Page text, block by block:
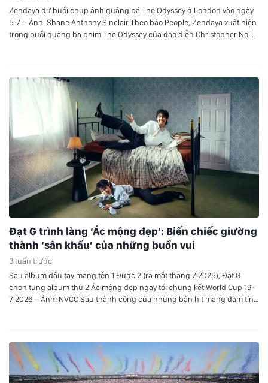
Zendaya dự buổi chụp ảnh quảng bá The Odyssey ở London vào ngày
5-7 – Ảnh: Shane Anthony Sinclair Theo báo People, Zendaya xuất hiện
trong buổi quảng bá phim The Odyssey của đạo diễn Christopher Nolan
Đạt G trình làng ‘Ác mộng đẹp’: Biến chiếc giường
thành ‘sân khấu’ của những buồn vui
3 tuần trước
Sau album đầu tay mang tên 1 Được 2 (ra mắt tháng 7-2025), Đạt G
chọn tung album thứ 2 Ác mộng đẹp ngay tối chung kết World Cup 19-
7-2026 – Ảnh: NVCC Sau thành công của những bản hit mang đậm tính